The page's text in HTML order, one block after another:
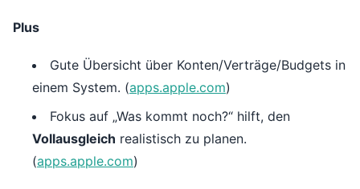
Plus
Gute Übersicht über Konten/Verträge/Budgets in
einem System. (apps.apple.com)
Fokus auf „Was kommt noch?“ hilft, den
Vollausgleich realistisch zu planen.
(apps.apple.com)